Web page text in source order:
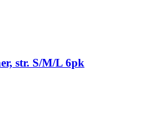
str. S/M/L 6pk